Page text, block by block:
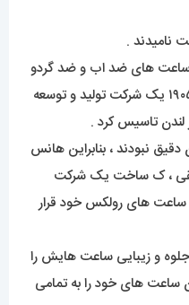
نامیدند .
ساعت های ضد اب و ضد گردو
غبار بود ک در سن ۲۴ سالگی سال ۱۹۰۵ یک شرکت تولید و توسعه
تاسیس کرد .
نبودند ، بنابراین هانس
، ک ساخت یک شرکت
های رولکس خود قرار
و زیبایی ساعت هایش را
ساعت های خود را به تمامی